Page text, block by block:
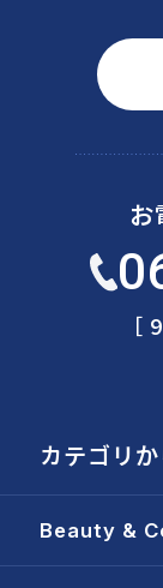
カテゴリ
Beauty &